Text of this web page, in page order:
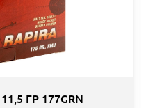
ГР 177GRN